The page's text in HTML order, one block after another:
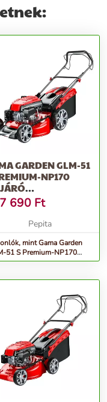
GARDEN GLM-51
NP170
PIROS
690 Ft
Pepita
mint Gama Garden
51 S Premium-NP170
Benzinmotoros fűnyíró,